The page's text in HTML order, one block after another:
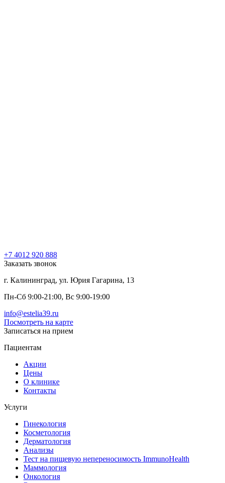
+7 4012 920 888
Заказать звонок
г. Калининград, ул. Юрия Гагарина, 13
Пн-Сб 9:00-21:00, Вс 9:00-19:00
info@estelia39.ru
Посмотреть на карте
Записаться на прием
Пациентам
Акции
Цены
О клинике
Контакты
Услуги
Гинекология
Косметология
Дерматология
Анализы
Тест на пищевую непереносимость ImmunoHealth
Маммология
Онкология